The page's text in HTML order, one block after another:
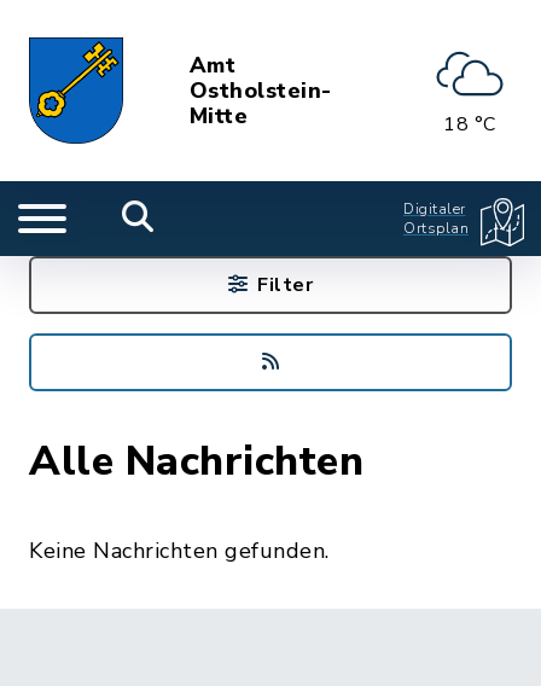
Amt
Ostholstein-
Mitte
18 °C
Digitaler
Ortsplan
Alle Nachrichten
Keine Nachrichten gefunden.
Filter